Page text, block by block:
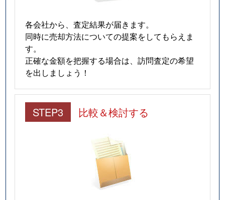
各会社から、査定結果が届きます。
同時に売却方法についての提案をしてもらえま
す。
正確な金額を把握する場合は、訪問査定の希望
を出しましょう！
STEP3 比較＆検討する